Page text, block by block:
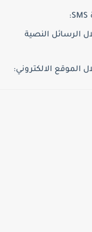
النصية
الالكتروني: